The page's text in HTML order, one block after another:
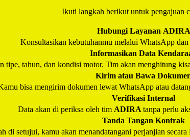
Ikuti langkah berikut untuk pengajuan
Hubungi Layanan ADIRA
Konsultasikan kebutuhanmu melalui WhatsApp dan
Informasikan Data
tipe, tahun, dan kondisi motor. Tim akan menghitung
Kirim atau Bawa
bisa mengirim dokumen lewat WhatsApp atau
Verifikasi Internal
Data akan di periksa oleh tim ADIRA tanpa perlu
Tanda Tangan Kontrak
di setujui, kamu akan menandatangani perjanjian